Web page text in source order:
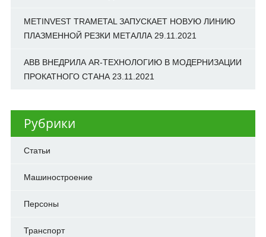
METINVEST TRAMETAL ЗАПУСКАЕТ НОВУЮ ЛИНИЮ
ПЛАЗМЕННОЙ РЕЗКИ МЕТАЛЛА 29.11.2021
ABB ВНЕДРИЛА AR-ТЕХНОЛОГИЮ В МОДЕРНИЗАЦИИ
ПРОКАТНОГО СТАНА 23.11.2021
Рубрики
Cтатьи
Машиностроение
Персоны
Транспорт